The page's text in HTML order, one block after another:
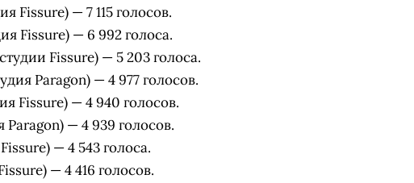
Fissure) — 7 115 голосов.
Fissure) — 6 992 голоса.
Fissure) — 5 203 голоса.
Paragon) — 4 977 голосов.
Fissure) — 4 940 голосов.
Paragon) — 4 939 голосов.
— 4 543 голоса.
— 4 416 голосов.